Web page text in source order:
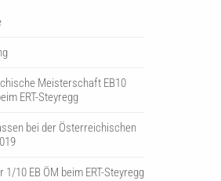
Meisterschaft EB10
ERT-Steyregg
bei der Österreichischen
1/10 EB ÖM beim ERT-Steyregg